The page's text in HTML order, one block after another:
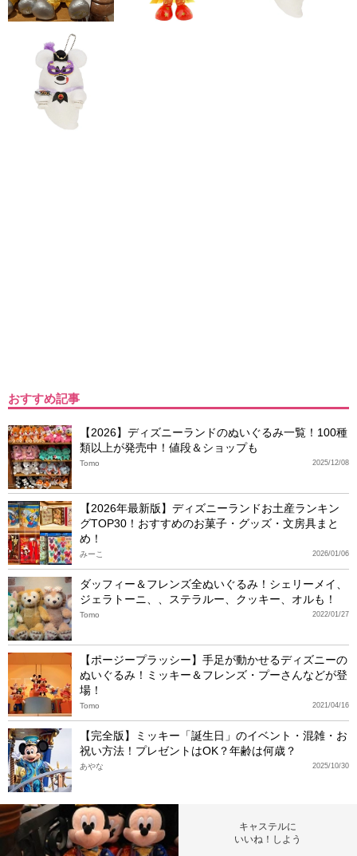
おすすめ記事
【2026】ディズニーランドのぬいぐるみ一覧！100種
類以上が発売中！値段＆ショップも
2025/12/08
Tomo
【2026年最新版】ディズニーランドお土産ランキン
グTOP30！おすすめのお菓子・グッズ・文房具まと
め！
2026/01/06
みーこ
ダッフィー＆フレンズ全ぬいぐるみ！シェリーメイ、
ジェラトーニ、、ステラルー、クッキー、オルも！
2022/01/27
Tomo
【ポージープラッシー】手足が動かせるディズニーの
ぬいぐるみ！ミッキー＆フレンズ・プーさんなどが登
場！
2021/04/16
Tomo
【完全版】ミッキー「誕生日」のイベント・混雑・お
祝い方法！プレゼントはOK？年齢は何歳？
2025/10/30
あやな
キャステルに
いいね！しよう